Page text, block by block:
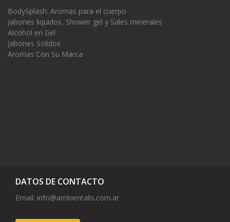
BodySplash: Aromas para el cuerpo
Jabones liquidos, Shower gel y Sales minerales
Alcohol en Gel
Jabones Solidos
Aromas Con Su Marca
DATOS DE CONTACTO
Email: info@ambientalis.com.ar